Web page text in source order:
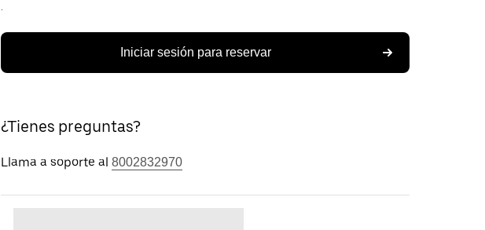
.
Iniciar sesión para reservar
¿Tienes preguntas?
Llama a soporte al 8002832970